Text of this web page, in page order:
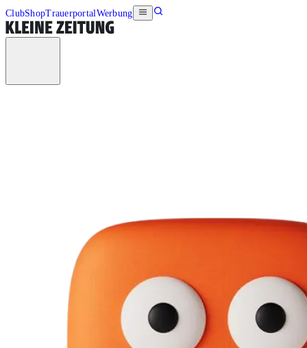
ClubShopTrauerportalWerbung